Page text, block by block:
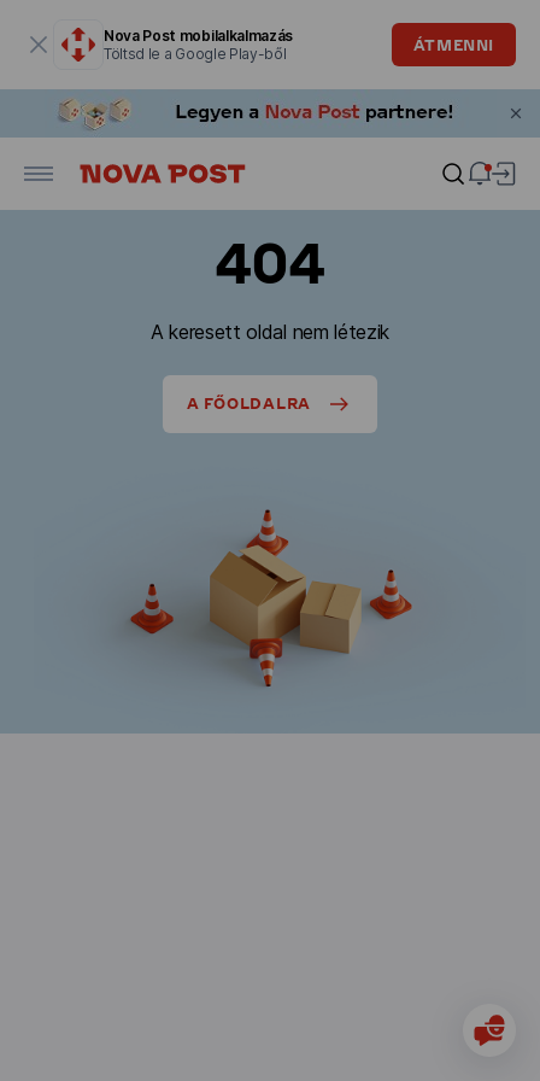
Nova Post mobilalkalmazás
Töltsd le a Google Play-ből
ÁTMENNI
404
A keresett oldal nem létezik
A FŐOLDALRA